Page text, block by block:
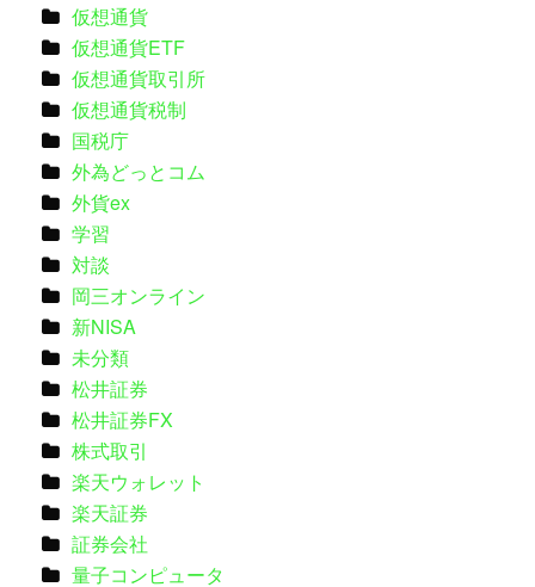
仮想通貨
仮想通貨ETF
仮想通貨取引所
仮想通貨税制
国税庁
外為どっとコム
外貨ex
学習
対談
岡三オンライン
新NISA
未分類
松井証券
松井証券FX
株式取引
楽天ウォレット
楽天証券
証券会社
量子コンピュータ